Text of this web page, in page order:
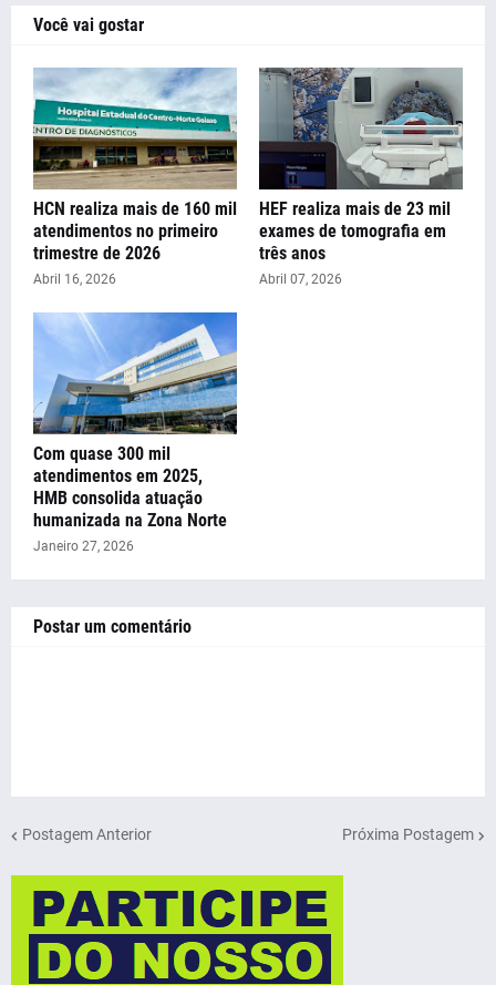
Você vai gostar
HCN realiza mais de 160 mil
atendimentos no primeiro
trimestre de 2026
Abril 16, 2026
HEF realiza mais de 23 mil
exames de tomografia em
três anos
Abril 07, 2026
Com quase 300 mil
atendimentos em 2025,
HMB consolida atuação
humanizada na Zona Norte
Janeiro 27, 2026
Postar um comentário
Postagem Anterior Próxima Postagem